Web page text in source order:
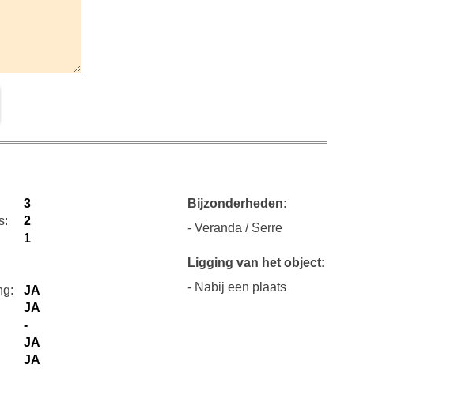
3
2
1
JA
JA
-
JA
JA
Bijzonderheden:
- Veranda / Serre
Ligging van het object:
- Nabij een plaats